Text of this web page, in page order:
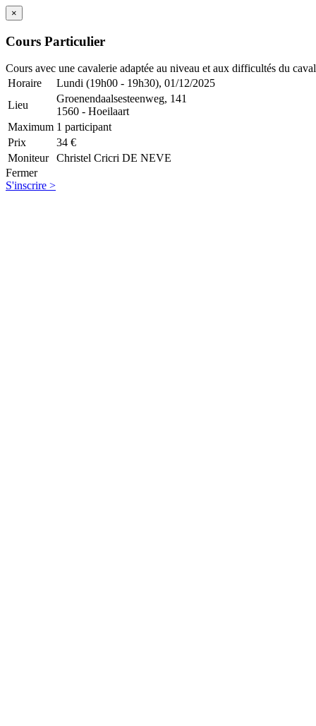
×
Cours Particulier
Cours avec une cavalerie adaptée au niveau et aux difficultés du
Horaire
Lundi (19h00 - 19h30), 01/12/2025
Lieu
Groenendaalsesteenweg, 141
1560 - Hoeilaart
Maximum 1 participant
Prix
34 €
Moniteur
Christel Cricri DE NEVE
Fermer
S'inscrire >